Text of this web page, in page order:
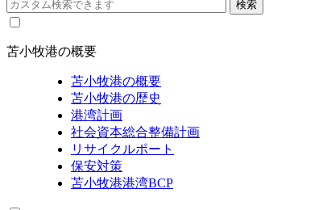
苫小牧港の概要
苫小牧港の概要
苫小牧港の歴史
港湾計画
社会資本総合整備計画
リサイクルポート
保安対策
苫小牧港港湾BCP